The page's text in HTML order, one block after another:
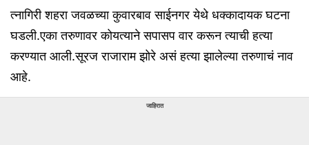
त्नागिरी शहरा जवळच्या कुवारबाव साईनगर येथे धक्कादायक घटना
घडली.एका तरुणावर कोयत्याने सपासप वार करून त्याची हत्या
करण्यात आली.सूरज राजाराम झोरे असं हत्या झालेल्या तरुणाचं नाव
आहे.
जाहिरात